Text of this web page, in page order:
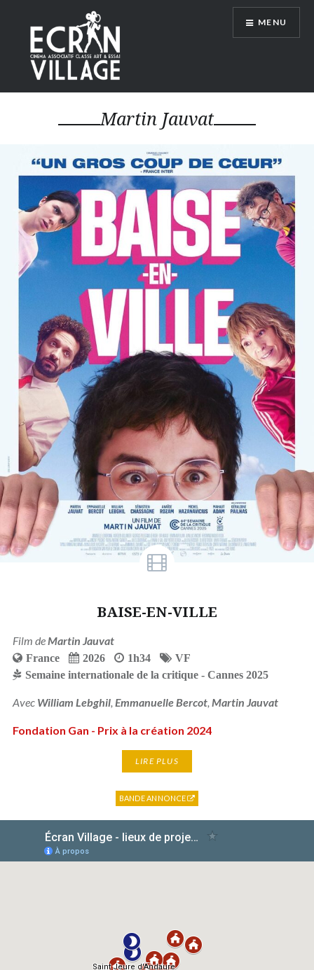
contenu
principal
ÉCRAN VILLAGE
MENU
Martin Jauvat
BAISE-EN-VILLE
Film de Martin Jauvat
France 2026 1h34
VF
Semaine internationale de la critique - Cannes 2025
Avec William Lebghil, Emmanuelle Bercot, Martin Jauvat
Fondation Gan - Prix à la création 2024
LIRE PLUS
BANDE ANNONCE